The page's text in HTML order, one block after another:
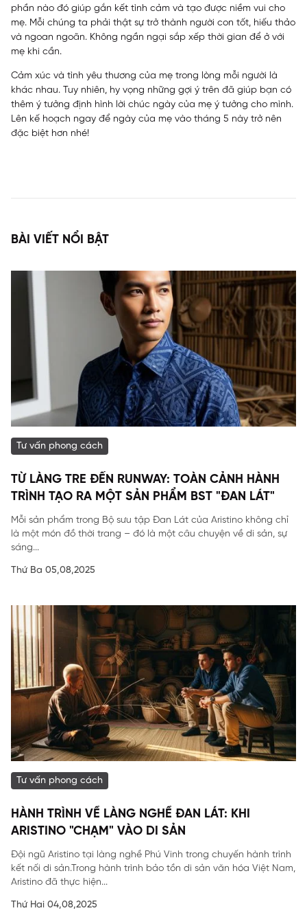
phần nào đó giúp gắn kết tình cảm và tạo được niềm vui cho
mẹ. Mỗi chúng ta phải thật sự trở thành người con tốt, hiếu thảo
và ngoan ngoãn. Không ngần ngại sắp xếp thời gian để ở với
mẹ khi cần.
Cảm xúc và tình yêu thương của mẹ trong lòng mỗi người là
khác nhau. Tuy nhiên, hy vọng những gợi ý trên đã giúp bạn có
thêm ý tưởng định hình lời chúc ngày của mẹ ý tưởng cho mình.
Lên kế hoạch ngay để ngày của mẹ vào tháng 5 này trở nên
đặc biệt hơn nhé!
BÀI VIẾT NỔI BẬT
Tư vấn phong cách
TỪ LÀNG TRE ĐẾN RUNWAY: TOÀN CẢNH HÀNH
TRÌNH TẠO RA MỘT SẢN PHẨM BST "ĐAN LÁT"
Mỗi sản phẩm trong Bộ sưu tập Đan Lát của Aristino không chỉ
là một món đồ thời trang – đó là một câu chuyện về di sản, sự
sáng...
Thứ Ba 05,08,2025
Tư vấn phong cách
HÀNH TRÌNH VỀ LÀNG NGHỀ ĐAN LÁT: KHI
ARISTINO "CHẠM" VÀO DI SẢN
Đội ngũ Aristino tại làng nghề Phú Vinh trong chuyến hành trình
kết nối di sản.Trong hành trình bảo tồn di sản văn hóa Việt Nam,
Aristino đã thực hiện...
Thứ Hai 04,08,2025